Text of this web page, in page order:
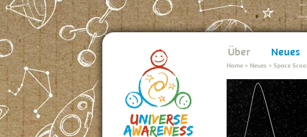
Über Neues
Home > Neues > Space